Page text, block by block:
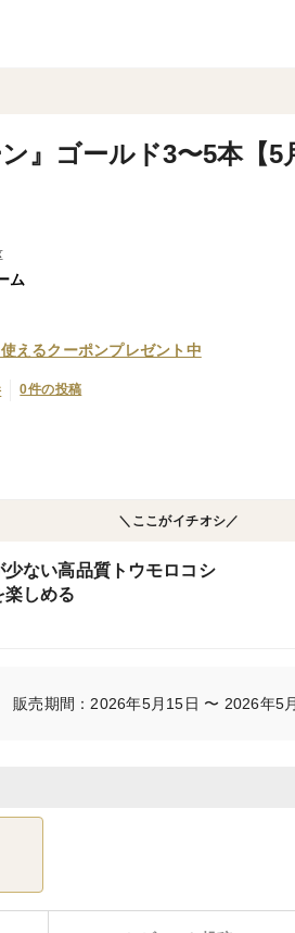
』ゴールド3〜5本【5
ム
えるクーポンプレゼント中
0件の投稿
＼ここがイチオシ／
ない高品質トウモロコシ
しめる
販売期間：2026年5月15日 〜 2026年5